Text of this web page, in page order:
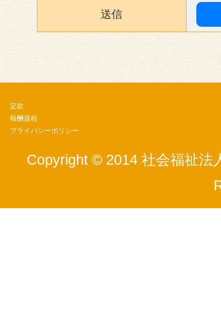
送信
定款
報酬規程
プライバシーポリシー
Copyright © 2014 社会福祉